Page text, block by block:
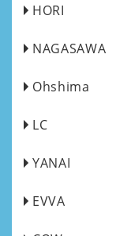
HORI
NAGASAWA
Ohshima
LC
YANAI
EVVA